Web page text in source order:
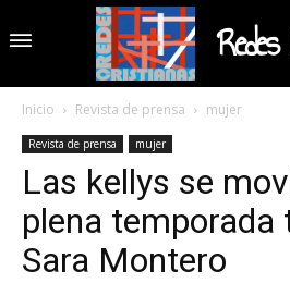
Inicio Revista de prensa mujer
Revista de prensa mujer
Las kellys se
plena temporada
Sara Montero